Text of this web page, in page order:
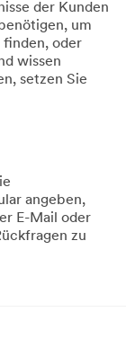
der Kunden
um
finden, oder
wissen
setzen Sie
angeben,
E-Mail oder
zu